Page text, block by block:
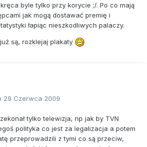
byle tylko przy korycie ;/. Po co mają
jak mogą dostawać premię i
łapiąc nieszkodliwych palaczy.
są, rozklejaj plakaty
29 Czerwca 2009
tylko telewizja, np jak by TVN
polityka co jest za legalizacja a potem
przeprowadzili z tymi co są przeciw,